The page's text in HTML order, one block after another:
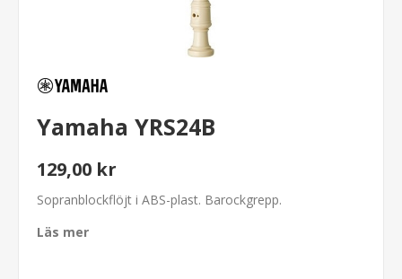
Yamaha YRS24B
129,00 kr
Sopranblockflöjt i ABS-plast. Barockgrepp.
Läs mer